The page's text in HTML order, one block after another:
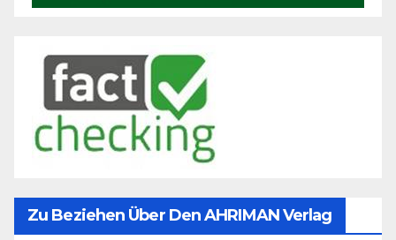
Zu Beziehen Über Den AHRIMAN Verlag